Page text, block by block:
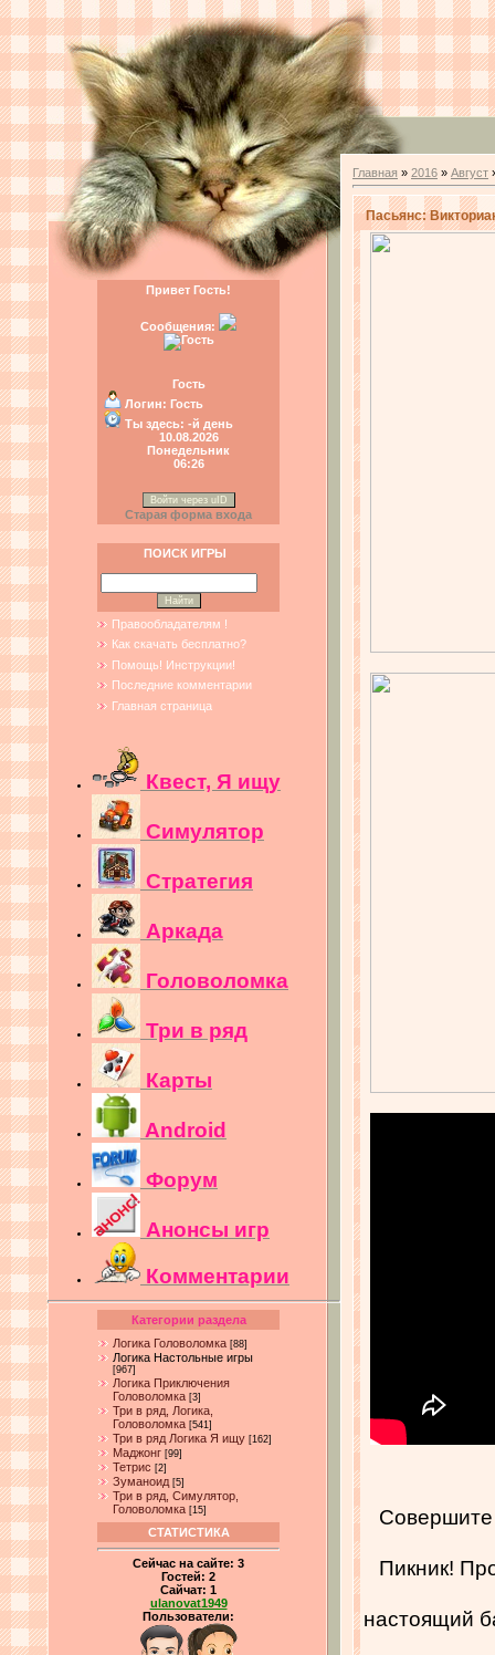
Привет Гость!
Сообщения:
Гость
Логин: Гость
Ты здесь: -й день
10.08.2026
Понедельник
06:26
Войти через uID
Старая форма входа
ПОИСК ИГРЫ
Правообладателям !
Как скачать бесплатно?
Помощь! Инструкции!
Последние комментарии
Главная страница
Квест, Я ищу
Симулятор
Стратегия
Аркада
Головоломка
Три в ряд
Карты
Android
Форум
Анонсы игр
Комментарии
Категории раздела
Логика Головоломка [88]
Логика Настольные игры
[967]
Логика Приключения
Головоломка [3]
Три в ряд, Логика,
Головоломка [541]
Три в ряд Логика Я ищу [162]
Маджонг [99]
Тетрис [2]
Зуманоид [5]
Три в ряд, Симулятор,
Головоломка [15]
СТАТИСТИКА
Сейчас на сайте: 3
Гостей: 2
Сайчат: 1
ulanovat1949
Пользователи:
Главная » 2016 » Август
Пасьянс:
Совершите
Пикник!
настоящий